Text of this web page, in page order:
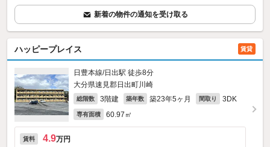
新着の物件の通知を受け取る
ハッピープレイス 賃貸
日豊本線/日出駅 徒歩8分
大分県速見郡日出町川崎
総階数 3階建 築年数 築23年5ヶ月 間取り 3DK
専有面積 60.97㎡
賃料 4.9万円